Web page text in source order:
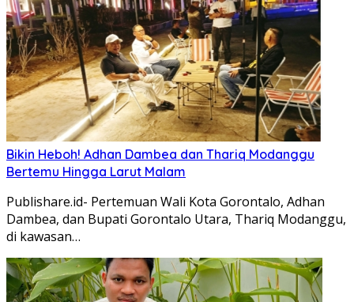
Bikin Heboh! Adhan Dambea dan Thariq Modanggu
Bertemu Hingga Larut Malam
Publishare.id- Pertemuan Wali Kota Gorontalo, Adhan
Dambea, dan Bupati Gorontalo Utara, Thariq Modanggu,
di kawasan…